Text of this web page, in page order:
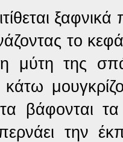
το
μύτη της
κάτω
βάφονται
την